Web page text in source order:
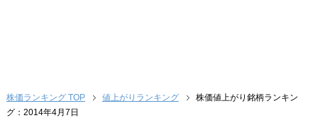
株価ランキング TOP 値上がりランキング
株価値上がり銘柄ランキン
グ：2014年4月7日